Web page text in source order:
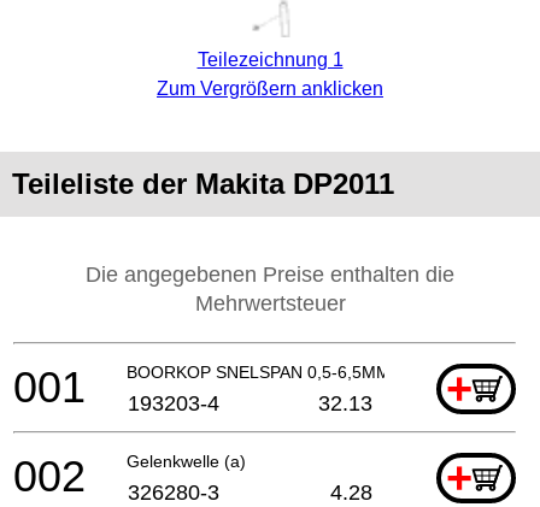
Teilezeichnung 1
Zum Vergrößern anklicken
Teileliste der Makita DP2011
Die angegebenen Preise enthalten die
Mehrwertsteuer
BOORKOP SNELSPAN 0,5-6,5MM +
001 193203-4 32.13
Gelenkwelle (a) +
002 326280-3 4.28